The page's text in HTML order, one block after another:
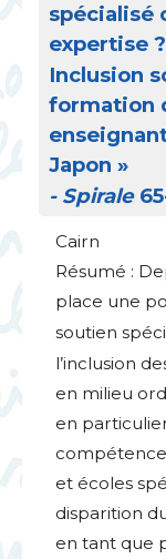
spécialisé
expertise ?
Inclusion
formation
Japon »
- Spirale
Cairn
Résumé :
place une
soutien
l’inclusion
en milieu
en
et écoles
disparition
en tant que